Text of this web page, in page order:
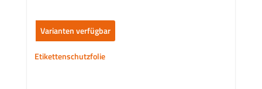
Varianten verfügbar
Etikettenschutzfolie